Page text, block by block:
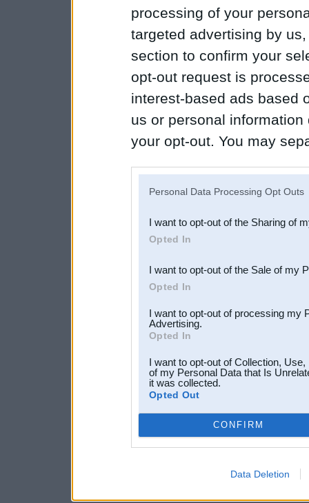
processing of your
targeted advertising by
section to confirm your
opt-out request is
interest-based ads based
us or personal
your opt-out. You may
Downstream Participants
third parties.
Personal Data Processing Opt Outs
I want to opt-out of the Sharing of
Opted In
I want to opt-out of the Sale of my
Opted In
I want to opt-out of processing my
Advertising.
Opted In
I want to opt-out of Collection,
of my Personal Data that Is
it was collected.
Opted Out
CONFIRM
Data Deletion